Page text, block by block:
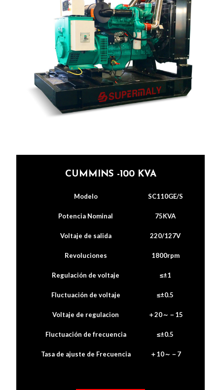
CUMMINS -100 KVA
Modelo SC110GE/S
Potencia Nominal 75KVA
Voltaje de salida 220/127V
Revoluciones 1800rpm
Regulación de voltaje ≤±1
Fluctuación de voltaje ≤±0.5
Voltaje de regulacion ＋20～－15
Fluctuación de frecuencia ≤±0.5
Tasa de ajuste de Frecuencia ＋10～－7